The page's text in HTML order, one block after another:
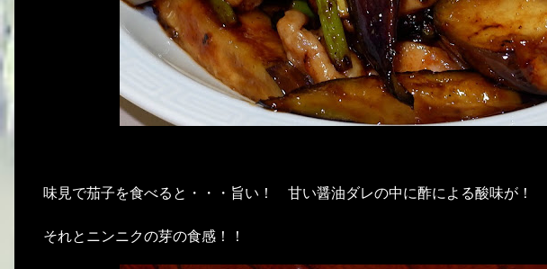
味見で茄子を食べると・・・旨い！ 甘い醤油ダレの中に酢による酸味が！
それとニンニクの芽の食感！！